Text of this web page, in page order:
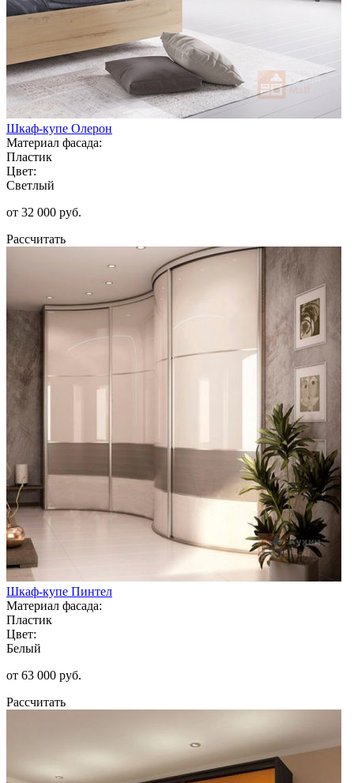
Шкаф-купе Олерон
Материал фасада:
Пластик
Цвет:
Светлый
от 32 000 руб.
Рассчитать
Шкаф-купе Пинтел
Материал фасада:
Пластик
Цвет:
Белый
от 63 000 руб.
Рассчитать